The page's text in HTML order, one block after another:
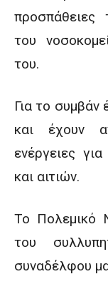
προσπάθειες
του
του.
Για το συμβάν
και έχουν
ενέργειες
και αιτιών.
Το Πολεμικό
του
συναδέλφου